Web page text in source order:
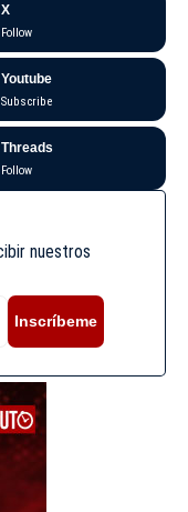
X
Follow
Youtube
Subscribe
Threads
Follow
nuestros
Inscríbeme